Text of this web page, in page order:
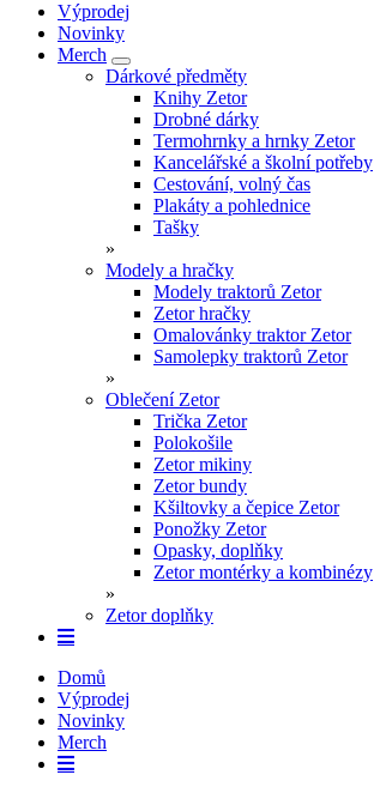
Výprodej
Novinky
Merch
Dárkové předměty
Knihy Zetor
Drobné dárky
Termohrnky a hrnky Zetor
Kancelářské a školní potřeby
Cestování, volný čas
Plakáty a pohlednice
Tašky
»
Modely a hračky
Modely traktorů Zetor
Zetor hračky
Omalovánky traktor Zetor
Samolepky traktorů Zetor
»
Oblečení Zetor
Trička Zetor
Polokošile
Zetor mikiny
Zetor bundy
Kšiltovky a čepice Zetor
Ponožky Zetor
Opasky, doplňky
Zetor montérky a kombinézy
»
Zetor doplňky
Domů
Výprodej
Novinky
Merch